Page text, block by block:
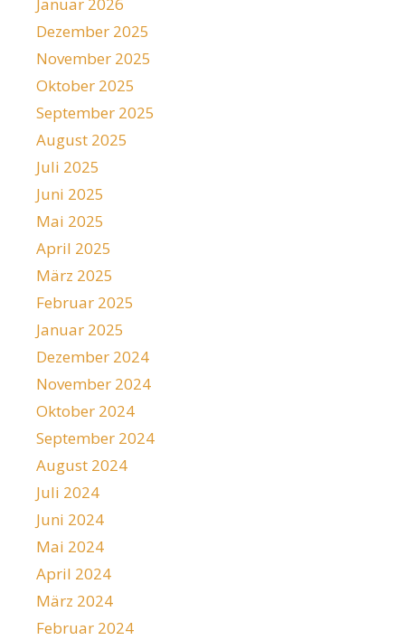
Januar 2026
Dezember 2025
November 2025
Oktober 2025
September 2025
August 2025
Juli 2025
Juni 2025
Mai 2025
April 2025
März 2025
Februar 2025
Januar 2025
Dezember 2024
November 2024
Oktober 2024
September 2024
August 2024
Juli 2024
Juni 2024
Mai 2024
April 2024
März 2024
Februar 2024